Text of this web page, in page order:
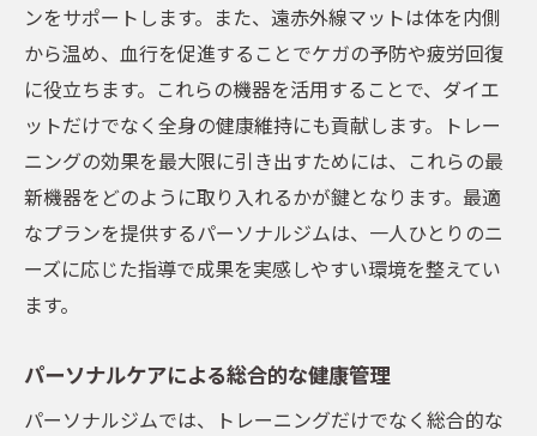
ンをサポートします。また、遠赤外線マットは体を内側
から温め、血行を促進することでケガの予防や疲労回復
に役立ちます。これらの機器を活用することで、ダイエ
ットだけでなく全身の健康維持にも貢献します。トレー
ニングの効果を最大限に引き出すためには、これらの最
新機器をどのように取り入れるかが鍵となります。最適
なプランを提供するパーソナルジムは、一人ひとりのニ
ーズに応じた指導で成果を実感しやすい環境を整えてい
ます。
パーソナルケアによる総合的な健康管理
パーソナルジムでは、トレーニングだけでなく総合的な